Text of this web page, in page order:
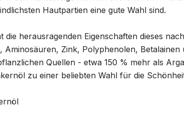
Hautpartien eine gute Wahl sind.
die herausragenden Eigenschaften dieses
Aminosäuren, Zink, Polyphenolen,
Quellen - etwa 150 % mehr als
zu einer beliebten Wahl für die